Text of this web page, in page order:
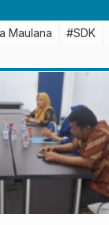
Maulana #SDK